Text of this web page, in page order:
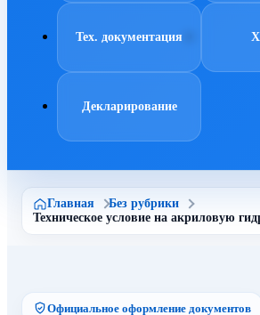
Тех. документация
Декларирование
Главная
Без рубрики
Техническое условие на акриловую
Официальное оформление документов